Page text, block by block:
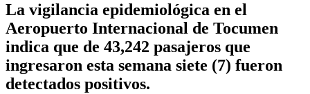
La vigilancia epidemiológica en el
Aeropuerto Internacional de Tocumen
indica que de 43,242 pasajeros que
ingresaron esta semana siete (7) fueron
detectados positivos.